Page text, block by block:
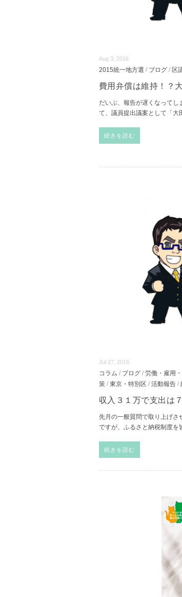
Aug 3, 2016
2015統一地方選 / ブログ/ 区
費用弁償は維持！？
だいぶ、報告が遅くなって
て、議員提出議案として「大
続きを読む
Jul 27, 2016
コラム / ブログ/ 労働・雇用
策/ 東京・特別区 / 活動報告/
収入３１万で支出は
先月の一般質問で取り上げさ
ですが、ふるさと納税制度を
続きを読む